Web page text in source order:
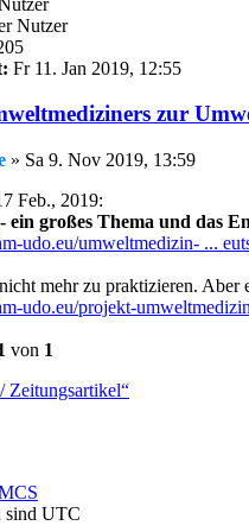
Fr 11. Jan 2019, 12:55
zur
» Sa 9. Nov 2019, 13:59
Feb., 2019:
ein großes Thema und das
udo.eu/umweltmedizin- ...
mehr zu praktizieren.
udo.eu/projekt-
von 1
Zeitungsartikel“
sind UTC